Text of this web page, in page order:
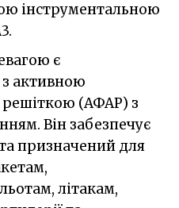
інструментальною
є
активною
(АФАР) з
Він забезпечує
призначений для
літакам,